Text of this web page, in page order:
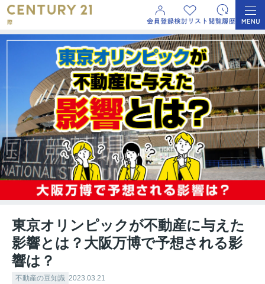
東京オリンピックが不動産に与えた
影響とは？大阪万博で予想される影
響は？
不動産の豆知識 2023.03.21